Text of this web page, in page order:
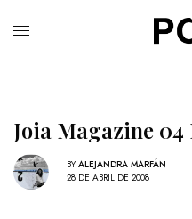
Joia Magazine
BY ALEJANDRA MARFÁN
28 DE ABRIL DE 2008